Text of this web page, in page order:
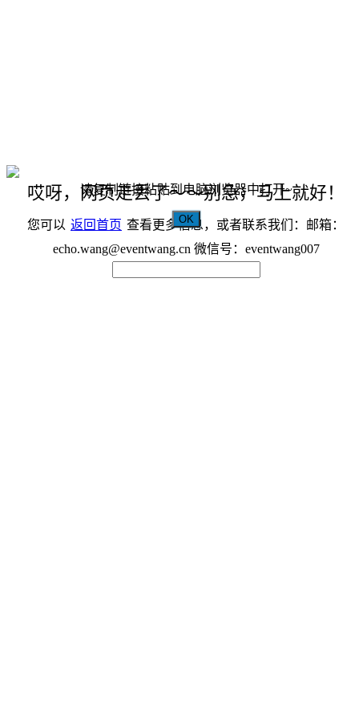
哎呀，网页走丢了～～别急，马上就好！
您可以 返回首页 查看更多信息，或者联系我们：邮箱：
echo.wang@eventwang.cn 微信号：eventwang007
请复制链接粘贴到电脑浏览器中打开~
OK